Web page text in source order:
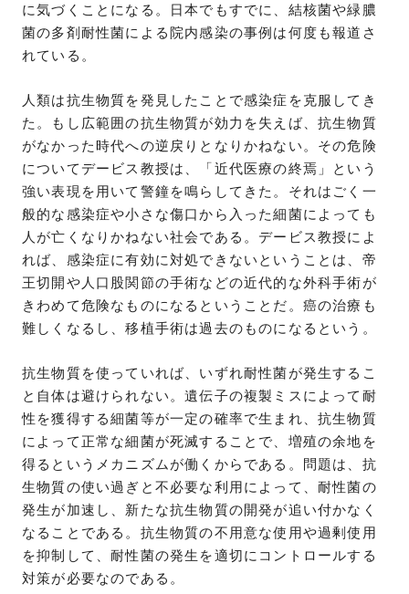
に気づくことになる。日本でもすでに、結核菌や緑膿
菌の多剤耐性菌による院内感染の事例は何度も報道さ
れている。
人類は抗生物質を発見したことで感染症を克服してき
た。もし広範囲の抗生物質が効力を失えば、抗生物質
がなかった時代への逆戻りとなりかねない。その危険
についてデービス教授は、「近代医療の終焉」という
強い表現を用いて警鐘を鳴らしてきた。それはごく一
般的な感染症や小さな傷口から入った細菌によっても
人が亡くなりかねない社会である。デービス教授によ
れば、感染症に有効に対処できないということは、帝
王切開や人口股関節の手術などの近代的な外科手術が
きわめて危険なものになるということだ。癌の治療も
難しくなるし、移植手術は過去のものになるという。
抗生物質を使っていれば、いずれ耐性菌が発生するこ
と自体は避けられない。遺伝子の複製ミスによって耐
性を獲得する細菌等が一定の確率で生まれ、抗生物質
によって正常な細菌が死滅することで、増殖の余地を
得るというメカニズムが働くからである。問題は、抗
生物質の使い過ぎと不必要な利用によって、耐性菌の
発生が加速し、新たな抗生物質の開発が追い付かなく
なることである。抗生物質の不用意な使用や過剰使用
を抑制して、耐性菌の発生を適切にコントロールする
対策が必要なのである。